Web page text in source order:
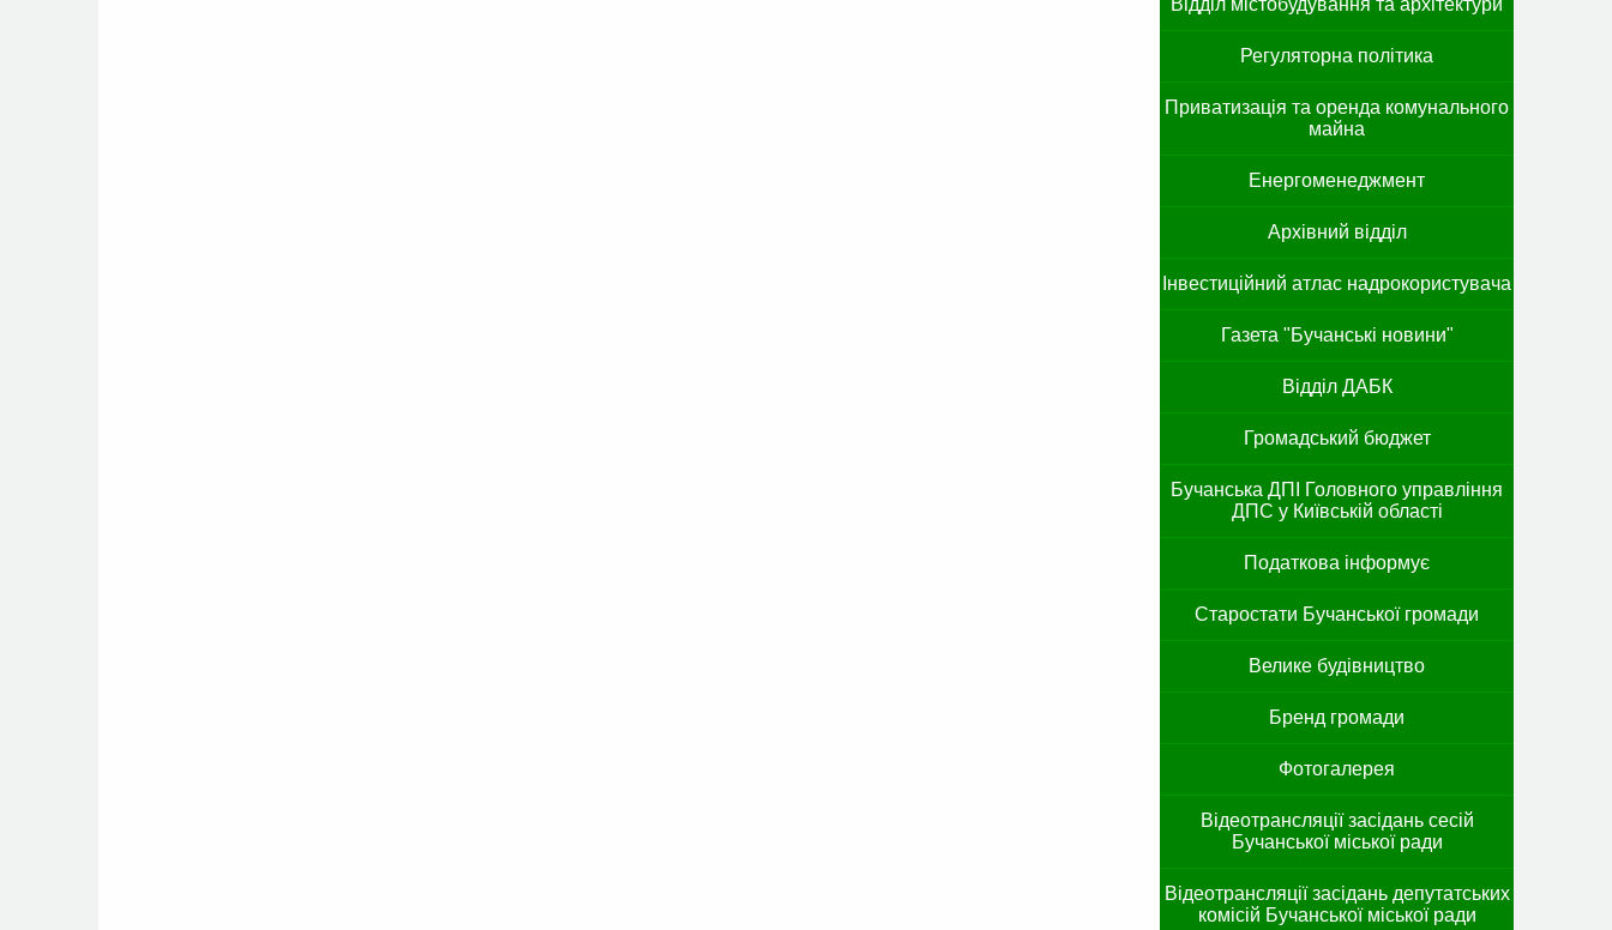
Відділ містобудування та архітектури
Регуляторна політика
Приватизація та оренда комунального
майна
Енергоменеджмент
Архівний відділ
Інвестиційний атлас надрокористувача
Газета "Бучанські новини"
Відділ ДАБК
Громадський бюджет
Бучанська ДПІ Головного управління
ДПС у Київській області
Податкова інформує
Старостати Бучанської громади
Велике будівництво
Бренд громади
Фотогалерея
Відеотрансляції засідань сесій
Бучанської міської ради
Відеотрансляції засідань депутатських
комісій Бучанської міської ради